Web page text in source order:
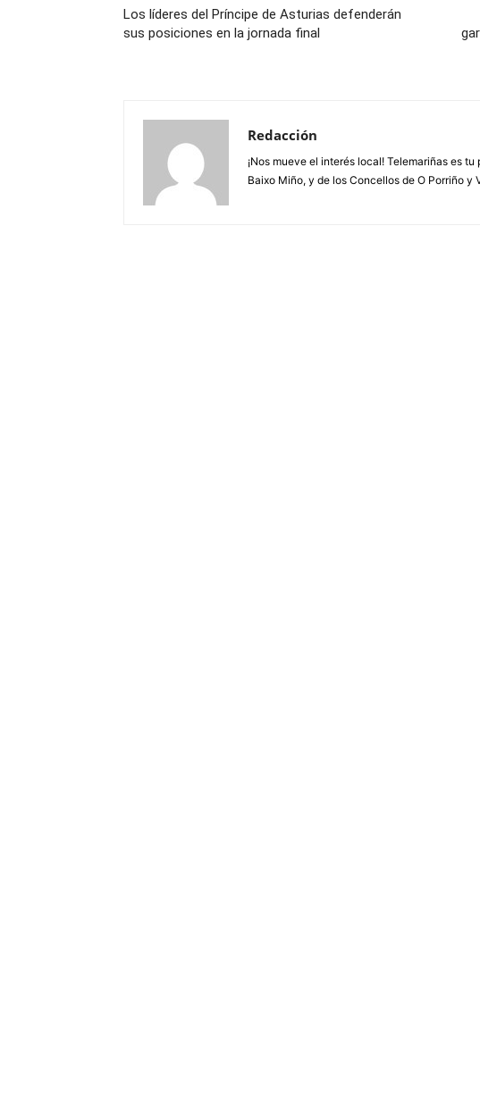
Los líderes del Príncipe de Asturias defenderán
sus posiciones en la jornada final
Redacción
¡Nos mueve el interés local! Telemariñas es
Baixo Miño, y de los Concellos de O Porriño y